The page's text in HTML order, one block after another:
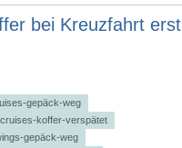
bei Kreuzfahrt erst
gepäck-weg
koffer-verspätet
gepäck-weg